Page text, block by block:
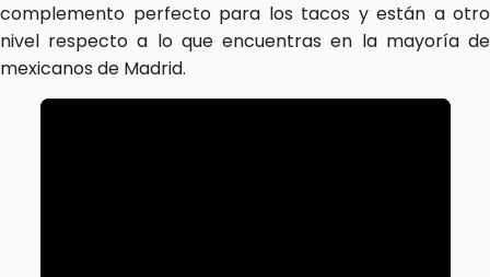
complemento perfecto para los tacos y están a otro
nivel respecto a lo que encuentras en la mayoría de
mexicanos de Madrid.